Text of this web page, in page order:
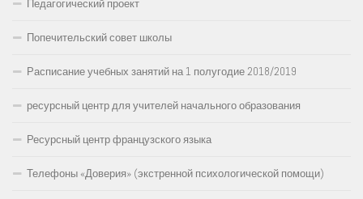
Педагогический проект
Попечительский совет школы
Расписание учебных занятий на 1 полугодие 2018/2019
ресурсный центр для учителей начального образования
Ресурсный центр французского языка
Телефоны «Доверия» (экстренной психологической помощи)